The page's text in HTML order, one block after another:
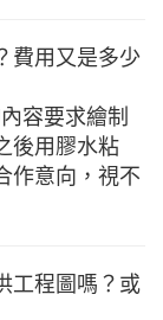
費用又是多少
容要求繪制
後用膠水粘
作意向，視不
工程圖嗎？或